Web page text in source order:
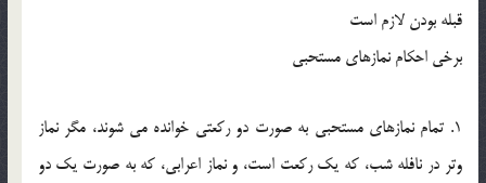
قبله بودن لازم است
برخی احكام نمازهای مستحبی
1. تمام نمازهای مستحبی به صورت دو ركعتی خوانده می شوند، مگر نماز
وتر در نافله شب، كه یك ركعت است، و نماز اعرابی، كه به صورت یك دو